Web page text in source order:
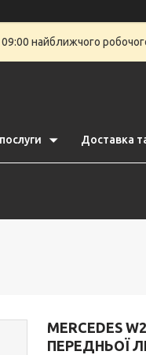
найближчого
Доставка
MERCEDES
ПЕРЕДНЬОЇ